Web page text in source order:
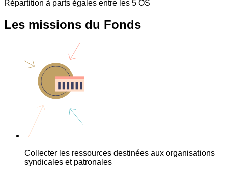
Répartition à parts égales entre les 5 OS
Les missions du Fonds
Collecter les ressources destinées aux organisations
syndicales et patronales